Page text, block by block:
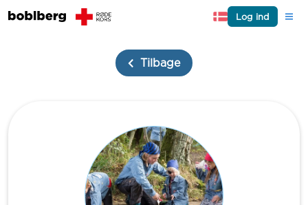
Log ind
Tilbage